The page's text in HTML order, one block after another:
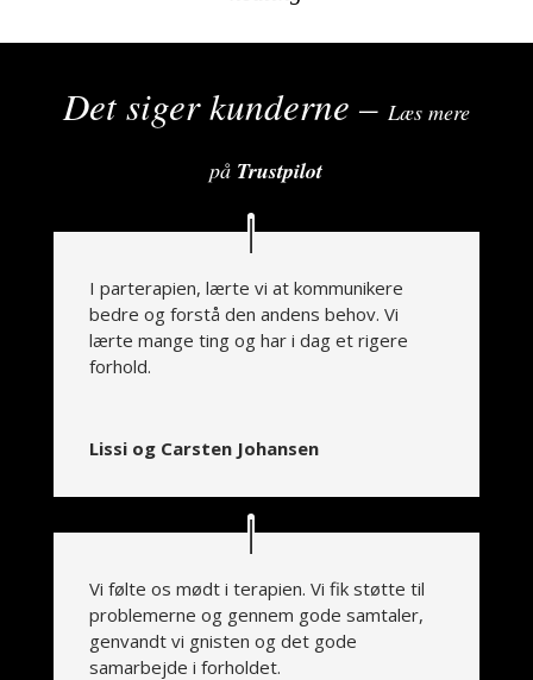
Det siger kunderne – Læs mere
på Trustpilot
I parterapien, lærte vi at kommunikere
bedre og forstå den andens behov. Vi
lærte mange ting og har i dag et rigere
forhold.
Lissi og Carsten Johansen
Vi følte os mødt i terapien. Vi fik støtte til
problemerne og gennem gode samtaler,
genvandt vi gnisten og det gode
samarbejde i forholdet.